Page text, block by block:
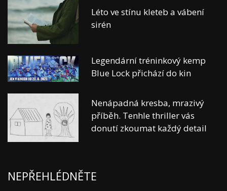
Léto ve stínu kleteb a vábení
sirén
Legendární tréninkový kemp
Blue Lock přichází do kin
Nenápadná kresba, mrazivý
příběh. Tenhle thriller vás
donutí zkoumat každý detail
NEPŘEHLÉDNĚTE